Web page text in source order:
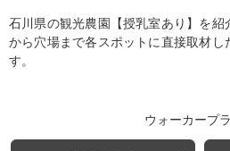
石川県の観光農園【授乳室あり】を紹
から穴場まで各スポットに直接取材し
す。
ウォーカープ